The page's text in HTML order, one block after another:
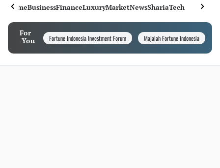
HomeBusinessFinanceLuxuryMarketNewsShariaTech
For
You
Fortune Indonesia Investment Forum Majalah Fortune Indonesia